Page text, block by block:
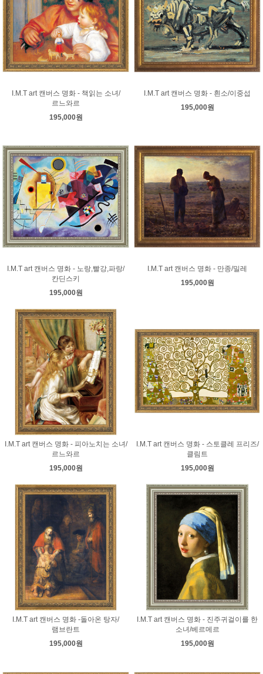
I.M.T art 캔버스 명화 - 책읽는 소녀/
르느와르
195,000원
I.M.T art 캔버스 명화 - 흰소/이중섭
195,000원
I.M.T art 캔버스 명화 - 노랑,빨강,파랑/
칸딘스키
195,000원
I.M.T art 캔버스 명화 - 만종/밀레
195,000원
I.M.T art 캔버스 명화 - 피아노치는 소녀/
르느와르
195,000원
I.M.T art 캔버스 명화 - 스토클레 프리즈/
클림트
195,000원
I.M.T art 캔버스 명화 -돌아온 탕자/
램브란트
195,000원
I.M.T art 캔버스 명화 - 진주귀걸이를 한
소녀/베르메르
195,000원